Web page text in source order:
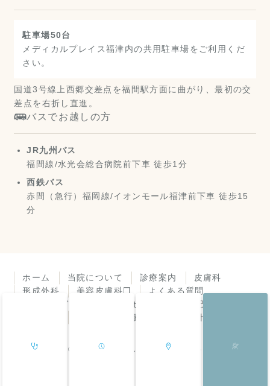
駐車場50台
メディカルプレイス福津内の共用駐車場をご利用くだ
さい。
国道3号線上西郷交差点を福間駅方面に曲がり、最初の交
差点を右折し直進。
バスでお越しの方
JR九州バス
福間線/水光会総合病院前下車 徒歩1分
西鉄バス
赤間（急行）福岡線/イオンモール福津前下車 徒歩15
分
ホーム 当院について 診療案内
皮膚科
形成外科
美容皮膚科❐
よくある質問
アクセスガイド
お知らせ
診療所日記
個人情報保護方針
© 福岡県福津市 よしき皮膚科・形成外科